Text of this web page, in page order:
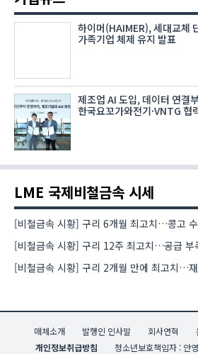
하이머(HAIMER), 세대교체
가족기업 체제 유지 발표
제조업 AI 도입, 데이터 연결
한국요꼬가와전기·VNTG 협
LME 국제비철금속 시세
[비철금속 시황] 구리 6개월 최고치…콩고
[비철금속 시황] 구리 12주 최고치…공급 부
매체소개 발행인 인사말 회사연혁
개인정보취급방침
청소년보호책임자 : 안